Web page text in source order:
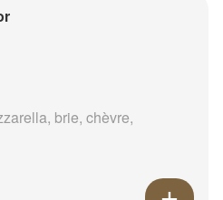
brie, chèvre,